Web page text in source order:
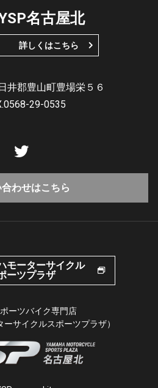
名古屋北
詳しくはこちら
井郡豊山町豊場栄５６
29-0535
わせはこちら
モーターサイクル
ーツプラザ
ーツバイク専門店
サイクルスポーツプラザ）